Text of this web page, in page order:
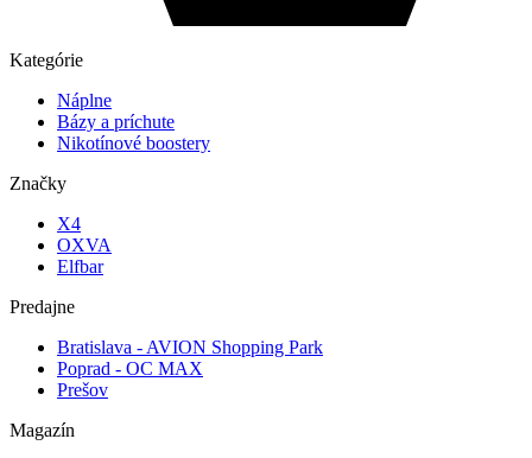
Kategórie
Náplne
Bázy a príchute
Nikotínové boostery
Značky
X4
OXVA
Elfbar
Predajne
Bratislava - AVION Shopping Park
Poprad - OC MAX
Prešov
Magazín